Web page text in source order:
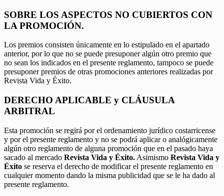
SOBRE LOS ASPECTOS NO CUBIERTOS CON
LA PROMOCIÓN.
Los premios consisten únicamente en lo estipulado en el apartado
anterior, por lo que no se puede presuponer algún otro premio que
no sean los indicados en el presente reglamento, tampoco se puede
presuponer premios de otras promociones anteriores realizadas por
Revista Vida y Éxito.
DERECHO APLICABLE y CLÁUSULA
ARBITRAL
Esta promoción se regirá por el ordenamiento jurídico costarricense
y por el presente reglamento y no se podrá aplicar o analógicamente
algún otro reglamento de alguna promoción que en el pasado haya
sacado al mercado Revista Vida y Éxito. Asimismo Revista Vida y
Éxito se reserva el derecho de modificar el presente reglamento en
cualquier momento dando la misma publicidad que se le ha dado al
presente reglamento.